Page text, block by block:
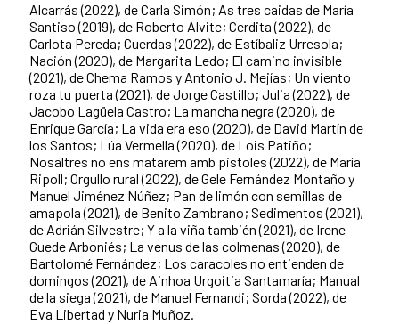
Alcarrás (2022), de Carla Simón; As tres caidas de María
Santiso (2019), de Roberto Alvite; Cerdita (2022), de
Carlota Pereda; Cuerdas (2022), de Estíbaliz Urresola;
Nación (2020), de Margarita Ledo; El camino invisible
(2021), de Chema Ramos y Antonio J. Mejías; Un viento
roza tu puerta (2021), de Jorge Castillo; Julia (2022), de
Jacobo Lagüela Castro; La mancha negra (2020), de
Enrique García; La vida era eso (2020), de David Martín de
los Santos; Lúa Vermella (2020), de Lois Patiño;
Nosaltres no ens matarem amb pistoles (2022), de María
Ripoll; Orgullo rural (2022), de Gele Fernández Montaño y
Manuel Jiménez Núñez; Pan de limón con semillas de
amapola (2021), de Benito Zambrano; Sedimentos (2021),
de Adrián Silvestre; Y a la viña también (2021), de Irene
Guede Arboniés; La venus de las colmenas (2020), de
Bartolomé Fernández; Los caracoles no entienden de
domingos (2021), de Ainhoa Urgoitia Santamaría; Manual
de la siega (2021), de Manuel Fernandi; Sorda (2022), de
Eva Libertad y Nuria Muñoz.